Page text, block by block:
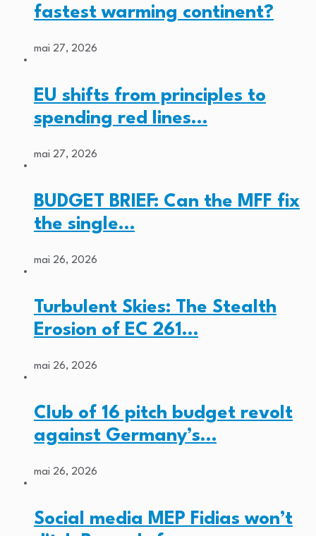
fastest warming continent?
mai 27, 2026
EU shifts from principles to
spending red lines…
mai 27, 2026
BUDGET BRIEF: Can the MFF fix
the single…
mai 26, 2026
Turbulent Skies: The Stealth
Erosion of EC 261…
mai 26, 2026
Club of 16 pitch budget revolt
against Germany’s…
mai 26, 2026
Social media MEP Fidias won’t